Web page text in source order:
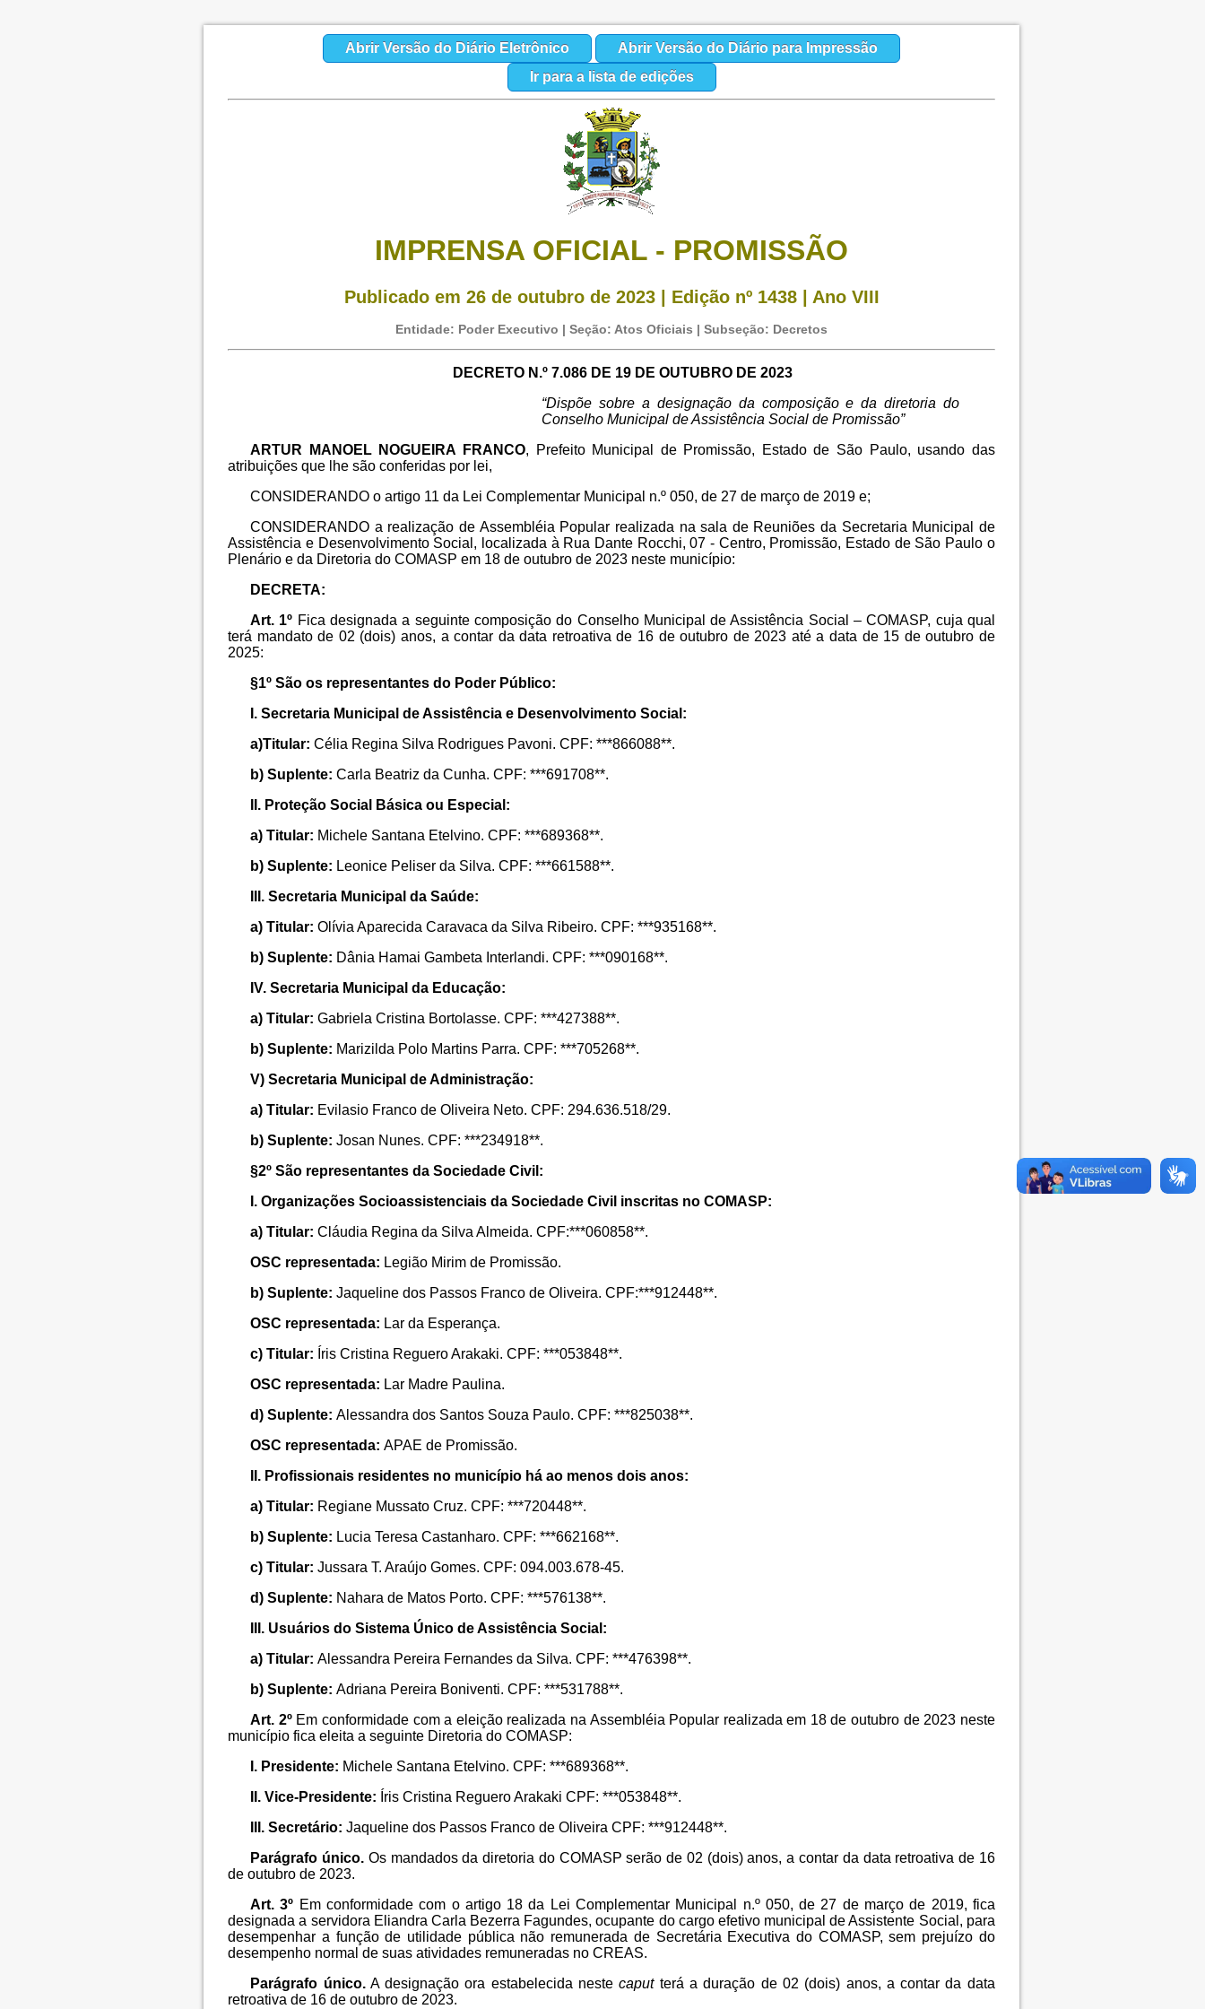
Abrir Versão do Diário Eletrônico
Abrir Versão do Diário para Impressão
Ir para a lista de edições
IMPRENSA OFICIAL - PROMISSÃO
Publicado em 26 de outubro de 2023 | Edição nº 1438 | Ano VIII
Entidade: Poder Executivo | Seção: Atos Oficiais | Subseção: Decretos
DECRETO N.º 7.086 DE 19 DE OUTUBRO DE 2023
“Dispõe sobre a designação da composição e da diretoria do
Conselho Municipal de Assistência Social de Promissão”
ARTUR MANOEL NOGUEIRA FRANCO, Prefeito Municipal de Promissão, Estado de São Paulo, usando das
atribuições que lhe são conferidas por lei,
CONSIDERANDO o artigo 11 da Lei Complementar Municipal n.º 050, de 27 de março de 2019 e;
CONSIDERANDO a realização de Assembléia Popular realizada na sala de Reuniões da Secretaria Municipal de
Assistência e Desenvolvimento Social, localizada à Rua Dante Rocchi, 07 - Centro, Promissão, Estado de São Paulo o
Plenário e da Diretoria do COMASP em 18 de outubro de 2023 neste município:
DECRETA:
Art. 1º Fica designada a seguinte composição do Conselho Municipal de Assistência Social – COMASP, cuja qual
terá mandato de 02 (dois) anos, a contar da data retroativa de 16 de outubro de 2023 até a data de 15 de outubro de
2025:
§1º São os representantes do Poder Público:
I. Secretaria Municipal de Assistência e Desenvolvimento Social:
a)Titular:Célia Regina Silva Rodrigues Pavoni. CPF: ***866088**.
b) Suplente:Carla Beatriz da Cunha. CPF: ***691708**.
II. Proteção Social Básica ou Especial:
a) Titular: Michele Santana Etelvino. CPF: ***689368**.
b) Suplente: Leonice Peliser da Silva. CPF: ***661588**.
III. Secretaria Municipal da Saúde:
a) Titular:Olívia Aparecida Caravaca da Silva Ribeiro. CPF: ***935168**.
b) Suplente: Dânia Hamai Gambeta Interlandi. CPF: ***090168**.
IV. Secretaria Municipal da Educação:
a) Titular:Gabriela Cristina Bortolasse. CPF: ***427388**.
b) Suplente: Marizilda Polo Martins Parra. CPF: ***705268**.
V) Secretaria Municipal de Administração:
a) Titular: Evilasio Franco de Oliveira Neto. CPF: 294.636.518/29.
b) Suplente:Josan Nunes. CPF: ***234918**.
§2º São representantes da Sociedade Civil:
I. Organizações Socioassistenciais da Sociedade Civil inscritas no COMASP:
a) Titular:Cláudia Regina da Silva Almeida. CPF:***060858**.
OSC representada: Legião Mirim de Promissão.
b) Suplente:Jaqueline dos Passos Franco de Oliveira. CPF:***912448**.
OSC representada: Lar da Esperança.
c) Titular: Íris Cristina Reguero Arakaki. CPF: ***053848**.
OSC representada: Lar Madre Paulina.
d) Suplente:Alessandra dos Santos Souza Paulo. CPF: ***825038**.
OSC representada:APAE de Promissão.
. Profissionais residentes no município há ao menos dois anos:
a) Titular: Regiane Mussato Cruz. CPF: ***720448**.
b) Suplente: Lucia Teresa Castanharo. CPF: ***662168**.
c) Titular:Jussara T. Araújo Gomes. CPF: 094.003.678-45.
d) Suplente: Nahara de Matos Porto. CPF: ***576138**.
III. Usuários do Sistema Único de Assistência Social:
a) Titular:Alessandra Pereira Fernandes da Silva. CPF: ***476398**.
b) Suplente:Adriana Pereira Boniventi. CPF: ***531788**.
Art. 2º Em conformidade com a eleição realizada na Assembléia Popular realizada em 18 de outubro de 2023 neste
município fica eleita a seguinte Diretoria do COMASP:
I. Presidente: Michele Santana Etelvino. CPF: ***689368**.
II. Vice-Presidente: Íris Cristina Reguero Arakaki CPF: ***053848**.
III. Secretário: Jaqueline dos Passos Franco de Oliveira CPF: ***912448**.
Parágrafo único.Os mandados da diretoria do COMASP serão de 02 (dois) anos, a contar da data retroativa de 16
de outubro de 2023.
Art. 3º Em conformidade com o artigo 18 da Lei Complementar Municipal n.º 050, de 27 de março de 2019, fica
designada a servidora Eliandra Carla Bezerra Fagundes, ocupante do cargo efetivo municipal de Assistente Social, para
desempenhar a função de utilidade pública não remunerada de Secretária Executiva do COMASP, sem prejuízo do
desempenho normal de suas atividades remuneradas no CREAS.
Parágrafo único.A designação ora estabelecida nestecaputterá a duração de 02 (dois) anos, a contar da data
retroativa de 16 de outubro de 2023.